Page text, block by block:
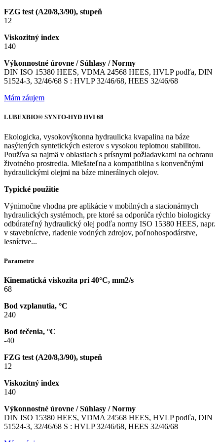
FZG test (A20/8,3/90), stupeň
12
Viskozitný index
140
Výkonnostné úrovne / Súhlasy / Normy
DIN ISO 15380 HEES, VDMA 24568 HEES, HVLP podľa, DIN
51524-3, 32/46/68 S : HVLP 32/46/68, HEES 32/46/68
Mám záujem
LUBEXBIO® SYNTO-HYD HVI 68
Ekologicka, vysokovýkonna hydraulicka kvapalina na báze
nasýtených syntetických esterov s vysokou teplotnou stabilitou.
Používa sa najmä v oblastiach s prísnymi požiadavkami na ochranu
životného prostredia. Miešateľna a kompatibilna s konvenčnými
hydraulickými olejmi na báze minerálnych olejov.
Typické použitie
Výnimočne vhodna pre aplikácie v mobilných a stacionárnych
hydraulických systémoch, pre ktoré sa odporúča rýchlo biologicky
odbúrateľný hydraulický olej podľa normy ISO 15380 HEES, napr.
v stavebníctve, riadenie vodných zdrojov, poľnohospodárstve,
lesníctve...
Parametre
Kinematická viskozita pri 40°C, mm2/s
68
Bod vzplanutia, °C
240
Bod tečenia, °C
-40
FZG test (A20/8,3/90), stupeň
12
Viskozitný index
140
Výkonnostné úrovne / Súhlasy / Normy
DIN ISO 15380 HEES, VDMA 24568 HEES, HVLP podľa, DIN
51524-3, 32/46/68 S : HVLP 32/46/68, HEES 32/46/68